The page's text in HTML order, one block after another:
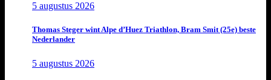
5 augustus 2026
Thomas Steger wint Alpe d’Huez Triathlon, Bram Smit (25e) beste
Nederlander
5 augustus 2026